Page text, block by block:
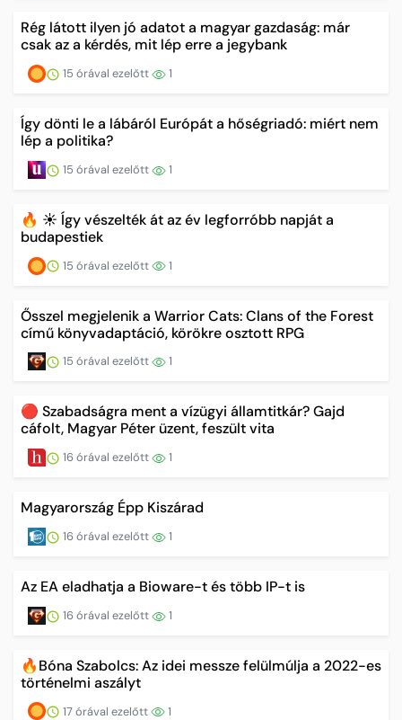
Rég látott ilyen jó adatot a magyar gazdaság: már
csak az a kérdés, mit lép erre a jegybank
15 órával ezelőtt 1
Így dönti le a lábáról Európát a hőségriadó: miért nem
lép a politika?
15 órával ezelőtt 1
🔥 ☀️ Így vészelték át az év legforróbb napját a
budapestiek
15 órával ezelőtt 1
Ősszel megjelenik a Warrior Cats: Clans of the Forest
című könyvadaptáció, körökre osztott RPG
15 órával ezelőtt 1
🔴 Szabadságra ment a vízügyi államtitkár? Gajd
cáfolt, Magyar Péter üzent, feszült vita
16 órával ezelőtt 1
Magyarország Épp Kiszárad
16 órával ezelőtt 1
Az EA eladhatja a Bioware-t és több IP-t is
16 órával ezelőtt 1
🔥Bóna Szabolcs: Az idei messze felülmúlja a 2022-es
történelmi aszályt
17 órával ezelőtt 1